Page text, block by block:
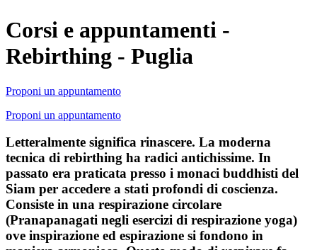
Corsi e appuntamenti -
Rebirthing - Puglia
Proponi un appuntamento
Proponi un appuntamento
Letteralmente significa rinascere. La moderna
tecnica di rebirthing ha radici antichissime. In
passato era praticata presso i monaci buddhisti del
Siam per accedere a stati profondi di coscienza.
Consiste in una respirazione circolare
(Pranapanagati negli esercizi di respirazione yoga)
ove inspirazione ed espirazione si fondono in